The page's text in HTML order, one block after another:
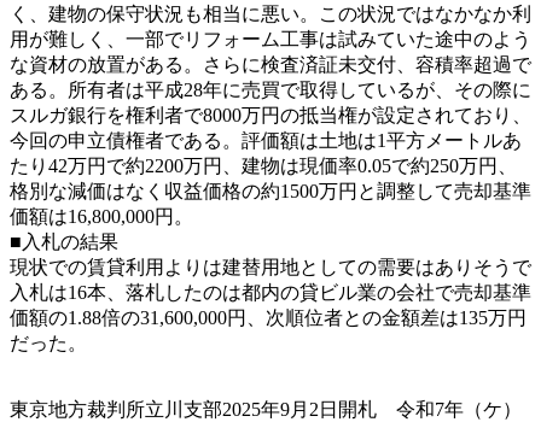
く、建物の保守状況も相当に悪い。この状況ではなかなか利
用が難しく、一部でリフォーム工事は試みていた途中のよう
な資材の放置がある。さらに検査済証未交付、容積率超過で
ある。所有者は平成28年に売買で取得しているが、その際に
スルガ銀行を権利者で8000万円の抵当権が設定されており、
今回の申立債権者である。評価額は土地は1平方メートルあ
たり42万円で約2200万円、建物は現価率0.05で約250万円、
格別な減価はなく収益価格の約1500万円と調整して売却基準
価額は16,800,000円。
■入札の結果
現状での賃貸利用よりは建替用地としての需要はありそうで
入札は16本、落札したのは都内の貸ビル業の会社で売却基準
価額の1.88倍の31,600,000円、次順位者との金額差は135万円
だった。
東京地方裁判所立川支部2025年9月2日開札 令和7年（ケ）